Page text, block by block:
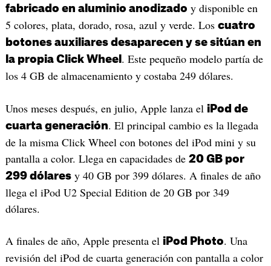
fabricado en aluminio anodizado y disponible en
5 colores, plata, dorado, rosa, azul y verde. Los cuatro
botones auxiliares desaparecen y se sitúan en
la propia Click Wheel . Este pequeño modelo partía de
los 4 GB de almacenamiento y costaba 249 dólares.
Unos meses después, en julio, Apple lanza el iPod de
cuarta generación. El principal cambio es la llegada
de la misma Click Wheel con botones del iPod mini y su
pantalla a color. Llega en capacidades de 20 GB por
299 dólaresy 40 GB por 399 dólares. A finales de año
llega el iPod U2 Special Edition de 20 GB por 349
dólares.
A finales de año, Apple presenta el iPod Photo. Una
revisión del iPod de cuarta generación con pantalla a color